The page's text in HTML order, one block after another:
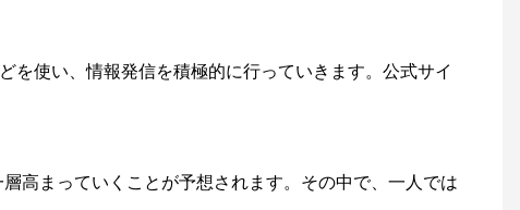
を使い、情報発信を積極的に行っていきます。公式サイ
高まっていくことが予想されます。その中で、一人では